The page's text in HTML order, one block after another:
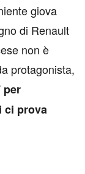
giova
di Renault
non è
protagonista,
per
ci prova